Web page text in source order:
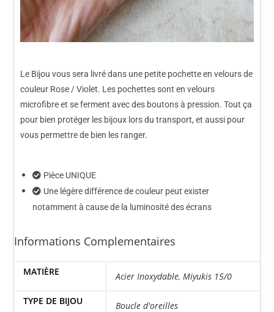
Le Bijou vous sera livré dans une petite pochette en velours de
couleur Rose / Violet. Les pochettes sont en velours
microfibre et se ferment avec des boutons à pression. Tout ça
pour bien protéger les bijoux lors du transport, et aussi pour
vous permettre de bien les ranger.
Pièce UNIQUE
Une légère différence de couleur peut exister
notamment à cause de la luminosité des écrans
Informations Complementaires
MATIÈRE Acier Inoxydable,Miyukis 15/0
TYPE DE BIJOU Boucle d'oreilles